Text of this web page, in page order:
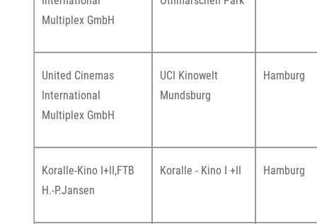
Multiplex GmbH
United Cinemas
International
Multiplex GmbH
UCI Kinowelt
Mundsburg
Hamburg
Koralle-Kino I+II,FTB
H.-P.Jansen
Koralle - Kino I +II Hamburg